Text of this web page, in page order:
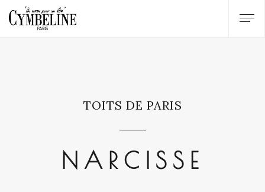
TOITS DE PARIS
NARCISSE